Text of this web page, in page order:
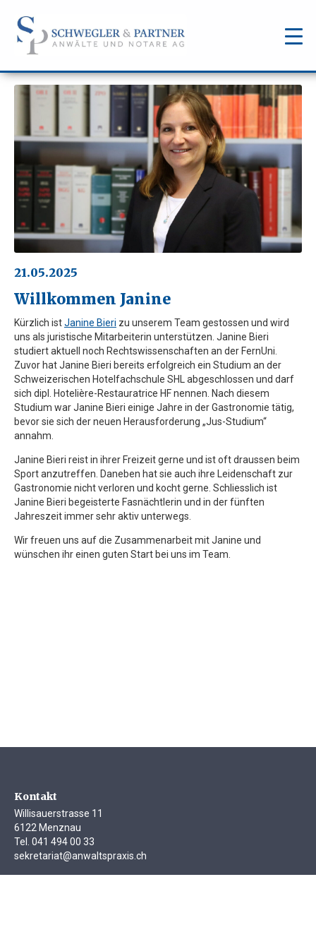
21.05.2025
Willkommen Janine
Kürzlich istJanine Bieri zu unserem Team gestossen und wird
uns als juristische Mitarbeiterin unterstützen. Janine Bieri
studiert aktuell noch Rechtswissenschaften an der FernUni.
Zuvor hat Janine Bieri bereits erfolgreich ein Studium an der
Schweizerischen Hotelfachschule SHL abgeschlossen und darf
sich dipl. Hotelière-Restauratrice HF nennen. Nach diesem
Studium war Janine Bieri einige Jahre in der Gastronomie tätig,
bevor sie sich der neuen Herausforderung „Jus-Studium“
annahm.
Janine Bieri reist in ihrer Freizeit gerne und ist oft draussen beim
Sport anzutreffen. Daneben hat sie auch ihre Leidenschaft zur
Gastronomie nicht verloren und kocht gerne. Schliesslich ist
Janine Bieri begeisterte Fasnächtlerin und in der fünften
Jahreszeit immer sehr aktiv unterwegs.
Wir freuen uns auf die Zusammenarbeit mit Janine und
wünschen ihr einen guten Start bei uns im Team.
Kontakt
Willisauerstrasse 11
6122 Menznau
Tel. 041 494 00 33
sekretariat@anwaltspraxis.ch